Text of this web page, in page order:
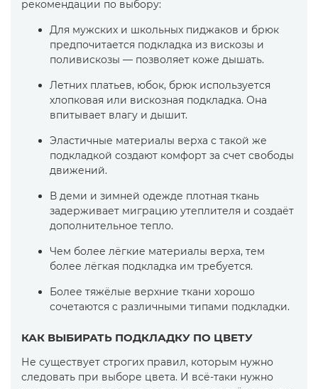
рекомендации по выбору:
Для мужских и школьных пиджаков и брюк
предпочитается подкладка из вискозы и
поливискозы — позволяет коже дышать.
Летних платьев, юбок, брюк используется
хлопковая или вискозная подкладка. Она
впитывает влагу и дышит.
Эластичные материалы верха с такой же
подкладкой создают комфорт за счет свободы
движений.
В деми и зимней одежде плотная ткань
задерживает миграцию утеплителя и создаёт
дополнительное тепло.
Чем более лёгкие материалы верха, тем
более лёгкая подкладка им требуется.
Более тяжёлые верхние ткани хорошо
сочетаются с различными типами подкладки.
КАК ВЫБИРАТЬ ПОДКЛАДКУ ПО ЦВЕТУ
Не существует строгих правил, которым нужно
следовать при выборе цвета. И всё-таки нужно